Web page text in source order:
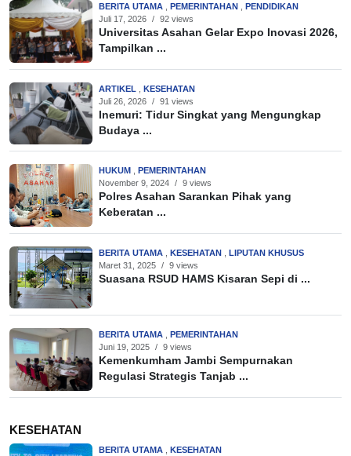
BERITA UTAMA , PEMERINTAHAN , PENDIDIKAN
Juli 17, 2026 / 92 views
Universitas Asahan Gelar Expo Inovasi 2026,
Tampilkan ...
ARTIKEL
KESEHATAN
Juli 26, 2026 / 91 views
Inemuri: Tidur Singkat yang Mengungkap
Budaya ...
HUKUM , PEMERINTAHAN
November 9, 2024 / 9 views
Polres Asahan Sarankan Pihak yang
Keberatan ...
BERITA UTAMA KESEHATAN
LIPUTAN KHUSUS
Maret 31, 2025 / 9 views
Suasana RSUD HAMS Kisaran Sepi di ...
BERITA UTAMA , PEMERINTAHAN
Juni 19, 2025 / 9 views
Kemenkumham Jambi Sempurnakan
Regulasi Strategis Tanjab ...
KESEHATAN
BERITA UTAMA
KESEHATAN